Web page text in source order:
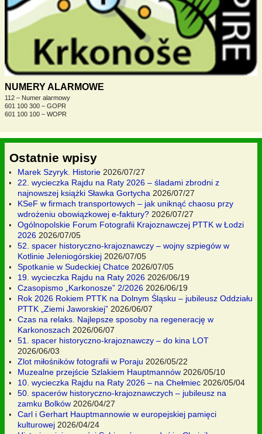
NUMERY ALARMOWE
112 – Numer alarmowy
601 100 300 – GOPR
601 100 100 – WOPR
Ostatnie wpisy
Marek Szyryk. Historie 2026/07/27
22. wycieczka Rajdu na Raty 2026 – śladami zbrodni z
najnowszej książki Sławka Gortycha 2026/07/27
KSeF w firmach transportowych – jak uniknąć chaosu przy
wdrożeniu obowiązkowej e-faktury? 2026/07/27
Ogólnopolskie Forum Fotografii Krajoznawczej PTTK w Łodzi
2026 2026/07/05
52. spacer historyczno-krajoznawczy – wojny szpiegów w
Kotlinie Jeleniogórskiej 2026/07/05
Spotkanie w Sudeckiej Chatce 2026/07/05
19. wycieczka Rajdu na Raty 2026 2026/06/19
Czasopismo „Karkonosze” 2/2026 2026/06/19
Rok 2026 Rokiem PTTK na Dolnym Śląsku – jubileusz Oddziału
PTTK „Ziemi Jaworskiej” 2026/06/07
Czas na relaks. Najlepsze sposoby na regenerację w
Karkonoszach 2026/06/07
51. spacer historyczno-krajoznawczy – do kina LOT
2026/06/03
Zlot miłośników fotografii w Poraju 2026/05/22
Muzealne przejście Szlakiem Hauptmannów 2026/05/10
10. wycieczka Rajdu na Raty 2026 – na Chełmiec 2026/05/04
50. spacerów historyczno-krajoznawczych – jubileusz na
zamku Bolków 2026/04/27
Carl i Gerhart Hauptmannowie w europejskiej pamięci
kulturowej 2026/04/24